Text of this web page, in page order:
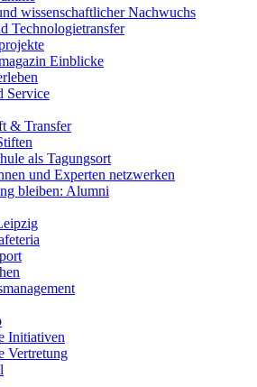
wissenschaftlicher Nachwuchs
Technologietransfer
Einblicke
Service
& Transfer
als Tagungsort
und Experten netzwerken
bleiben: Alumni
Initiativen
Vertretung